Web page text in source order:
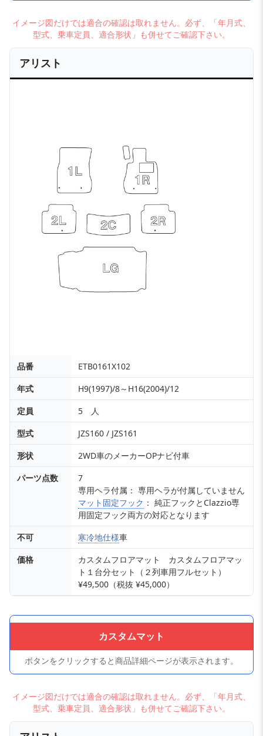
イメージ図だけでは適合の確認は取れません。必ず、「年月式、
型式、乗車定員、適合形状」も併せてご確認下さい。
アリスト
品番
ETB0161X102
年式
H9(1997)/8～H16(2004)/12
定員
5 人
型式
JZS160 / JZS161
形状
2WD車のメーカーOPナビ付車
パーツ点数
7
専用ヘラ付属： 専用ヘラが付属していません
マット固定フック ： 純正フックとClazzio専
用固定フック両方の対応となります
不可
寒冷地仕様車
価格
カスタムフロアマット カスタムフロアマッ
ト１台分セット（２列車用フルセット）
¥49,500（税抜 ¥45,000）
カスタムマット
ボタンをクリックすると商品詳細ページが表示されます。
イメージ図だけでは適合の確認は取れません。必ず、「年月式、
型式、乗車定員、適合形状」も併せてご確認下さい。